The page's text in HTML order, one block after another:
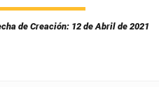
de Creación: 12 de Abril de 2021